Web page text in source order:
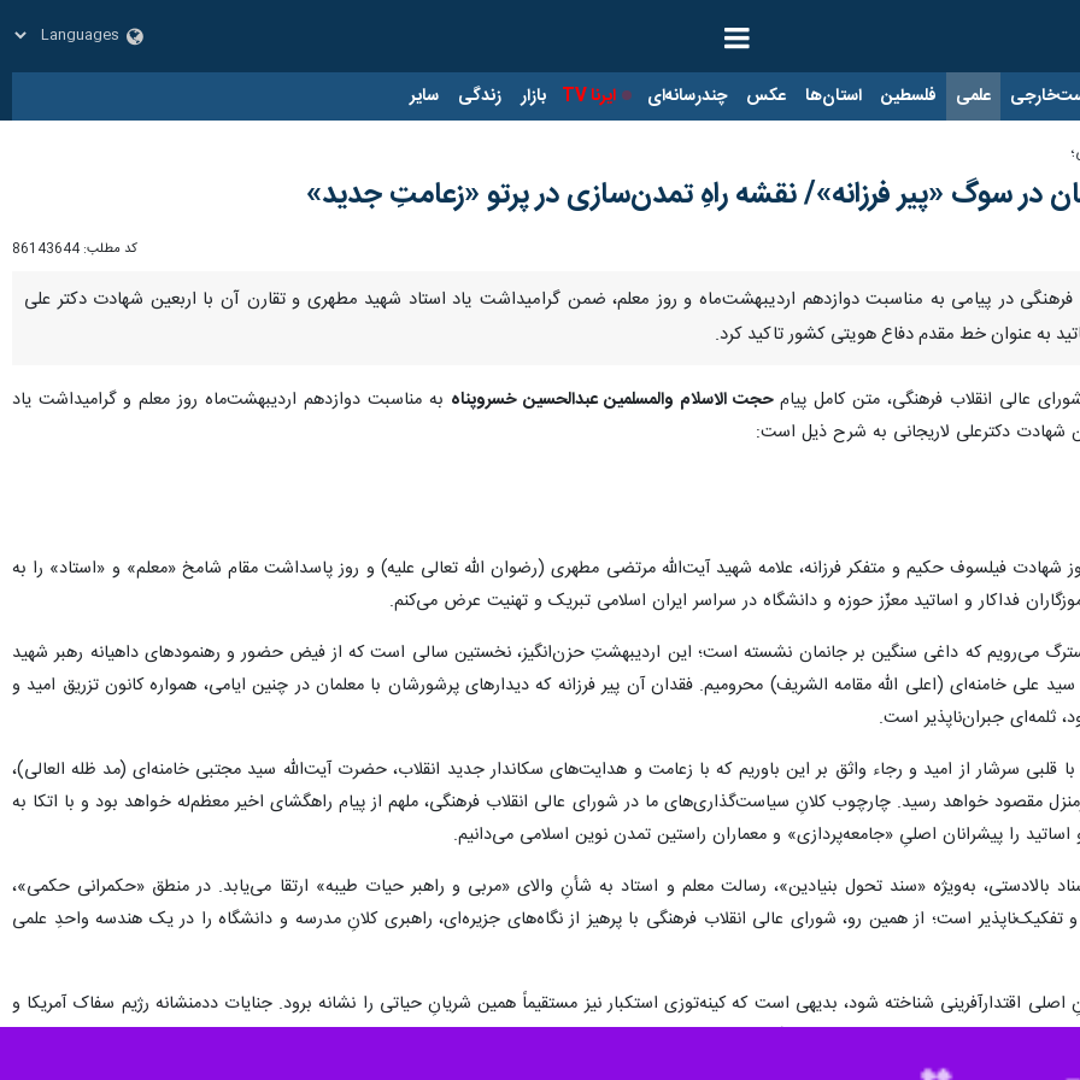
علمی فلسطین استان‌ها عکس چندرسانه‌ای ایرنا TV بازار زندگی سایر
سوگ «پیر فرزانه»/ نقشه راهِ تمدن‌سازی در پرتو «زعامتِ جدید»
کد مطلب: 86143644